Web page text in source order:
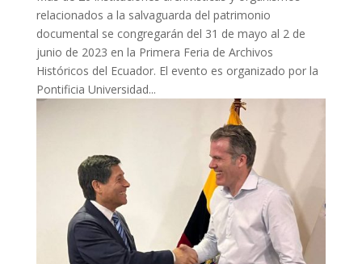
relacionados a la salvaguarda del patrimonio
documental se congregarán del 31 de mayo al 2 de
junio de 2023 en la Primera Feria de Archivos
Históricos del Ecuador. El evento es organizado por la
Pontificia Universidad...